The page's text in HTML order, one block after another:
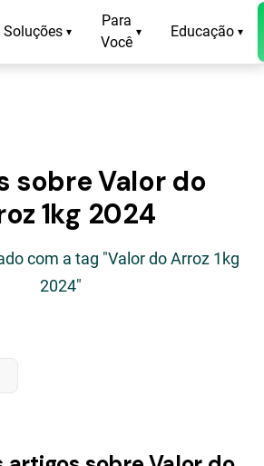
Soluções ▾
Para
Você
▾ Educação ▾
sobre Valor do
1kg 2024
com a tag "Valor do Arroz 1kg
2024"